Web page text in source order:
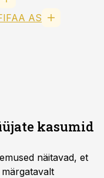
AS
kasumid
näitavad, et